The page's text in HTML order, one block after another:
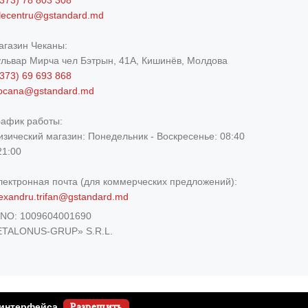
Чеканы:
Мирча чел Бэтрын, 41A, Кишинёв, Молдова
69 693 868
работы:
магазин: Понедельник - Воскресенье: 08:40
почта (для коммерческих предложений):
1009604001690
GRUP» S.R.L.